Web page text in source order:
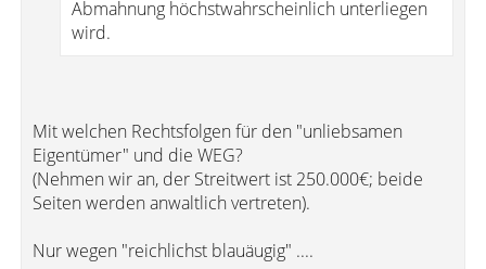
Abmahnung höchstwahrscheinlich unterliegen
wird.
Mit welchen Rechtsfolgen für den "unliebsamen
Eigentümer" und die WEG?
(Nehmen wir an, der Streitwert ist 250.000€; beide
Seiten werden anwaltlich vertreten).
Nur wegen "reichlichst blauäugig" ....